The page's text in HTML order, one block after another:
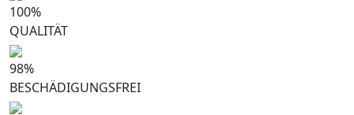
100%
QUALITÄT
98%
BESCHÄDIGUNGSFREI